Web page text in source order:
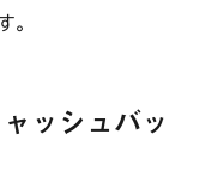
。
ッシュバッ